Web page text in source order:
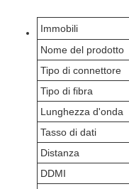
Immobili
Nome del prodotto
Tipo di connettore
Tipo di fibra
Lunghezza d'onda
Tasso di dati
Distanza
DDMI